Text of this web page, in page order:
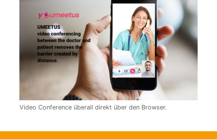
Video Conference überall direkt über den Browser.